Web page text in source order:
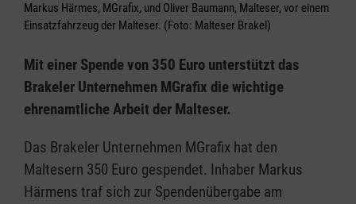
Markus Härmes, MGrafix, und Oliver Baumann, Malteser, vor einem
Einsatzfahrzeug der Malteser. (Foto: Malteser Brakel)
Mit einer Spende von 350 Euro unterstützt das
Brakeler Unternehmen MGrafix die wichtige
ehrenamtliche Arbeit der Malteser.
Das Brakeler Unternehmen MGrafix hat den
Maltesern 350 Euro gespendet. Inhaber Markus
Härmens traf sich zur Spendenübergabe am